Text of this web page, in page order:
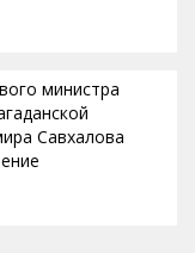
министра
Савхалова